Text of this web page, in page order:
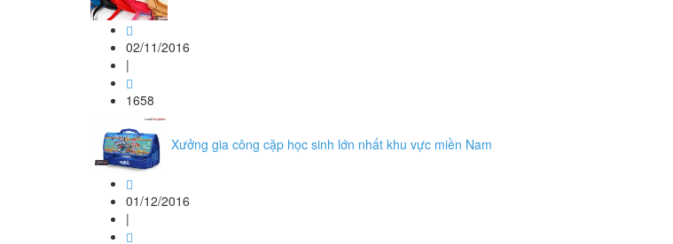
02/11/2016
|
1658
Xưởng gia công cặp học sinh lớn nhất khu vực miền Nam
01/12/2016
|